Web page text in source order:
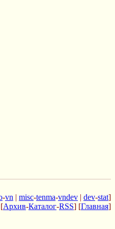
-vn | misc-tenma-vndev | dev-stat]
Архив-Каталог-RSS] [Главная]